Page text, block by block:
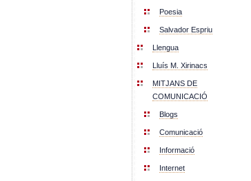
Poesia
Salvador Espriu
Llengua
Lluís M. Xirinacs
MITJANS DE
COMUNICACIÓ
Blogs
Comunicació
Informació
Internet